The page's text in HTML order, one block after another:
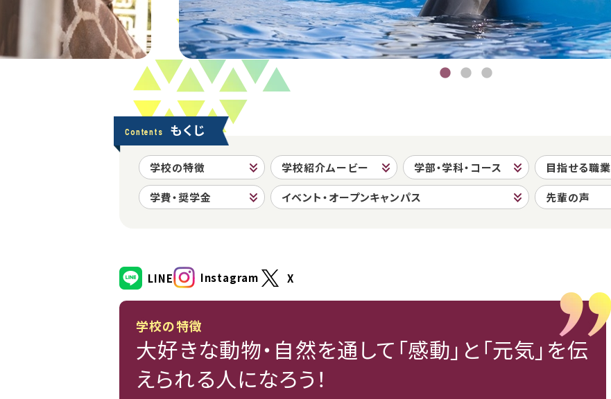
Contents もくじ
学校の特徴 学校紹介ムービー 学部・学科・コース 目指せる職業
学費・奨学金 イベント・オープンキャンパス 先輩の声
LINE Instagram X
学校の特徴
大好きな動物・自然を通して「感動」と「元気」を伝
えられる人になろう！